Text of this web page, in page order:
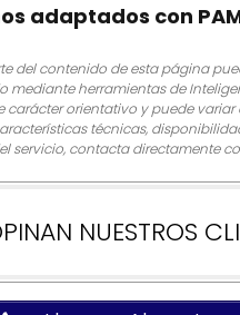
adaptados con
del contenido de esta página
mediante herramientas de
carácter orientativo y puede variar
técnicas,
servicio, contacta directamente
NUESTROS